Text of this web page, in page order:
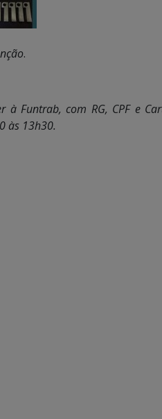
.
à Funtrab, com RG, CPF e
às 13h30.